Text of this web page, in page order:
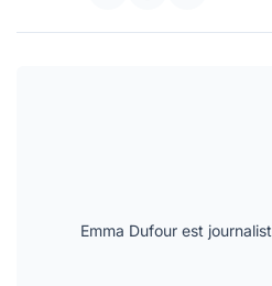
Emma Dufour est